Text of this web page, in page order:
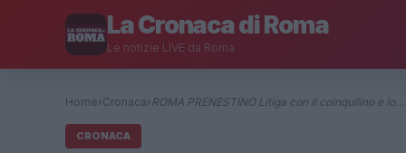
La Cronaca di Roma
Le notizie LIVE da Roma
Home› Cronaca› ROMA PRENESTINO Litiga con il coinquilino e lo…
CRONACA